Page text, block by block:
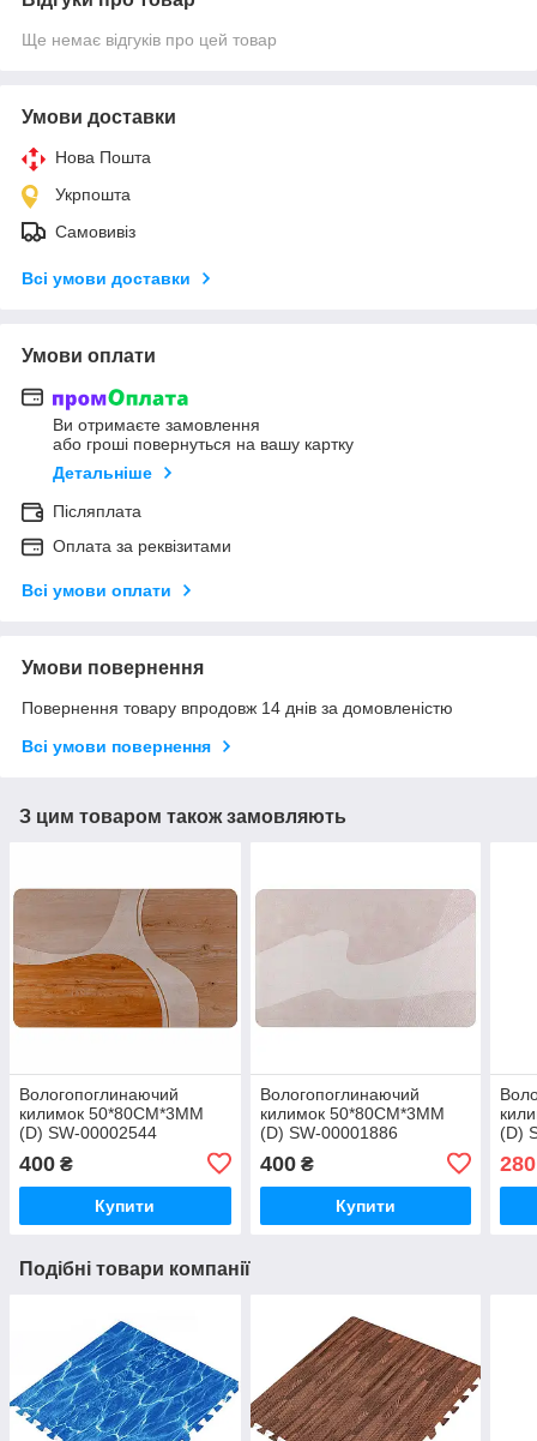
Ще немає відгуків про цей товар
Умови доставки
Нова Пошта
Укрпошта
Самовивіз
Всі умови доставки
Умови оплати
Ви отримаєте замовлення
або гроші повернуться на вашу картку
Детальніше
Післяплата
Оплата за реквізитами
Всі умови оплати
Умови повернення
Повернення товару впродовж 14 днів за домовленістю
Всі умови повернення
З цим товаром також замовляють
Вологопоглинаючий
килимок 50*80CM*3MM
(D) SW-00002544
400 ₴
Купити
Вологопоглинаючий
килимок 50*80CM*3MM
(D) SW-00001886
400₴
Купити
(D)
280
Подібні товари компанії